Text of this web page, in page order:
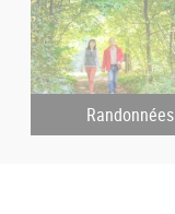
Randonnées